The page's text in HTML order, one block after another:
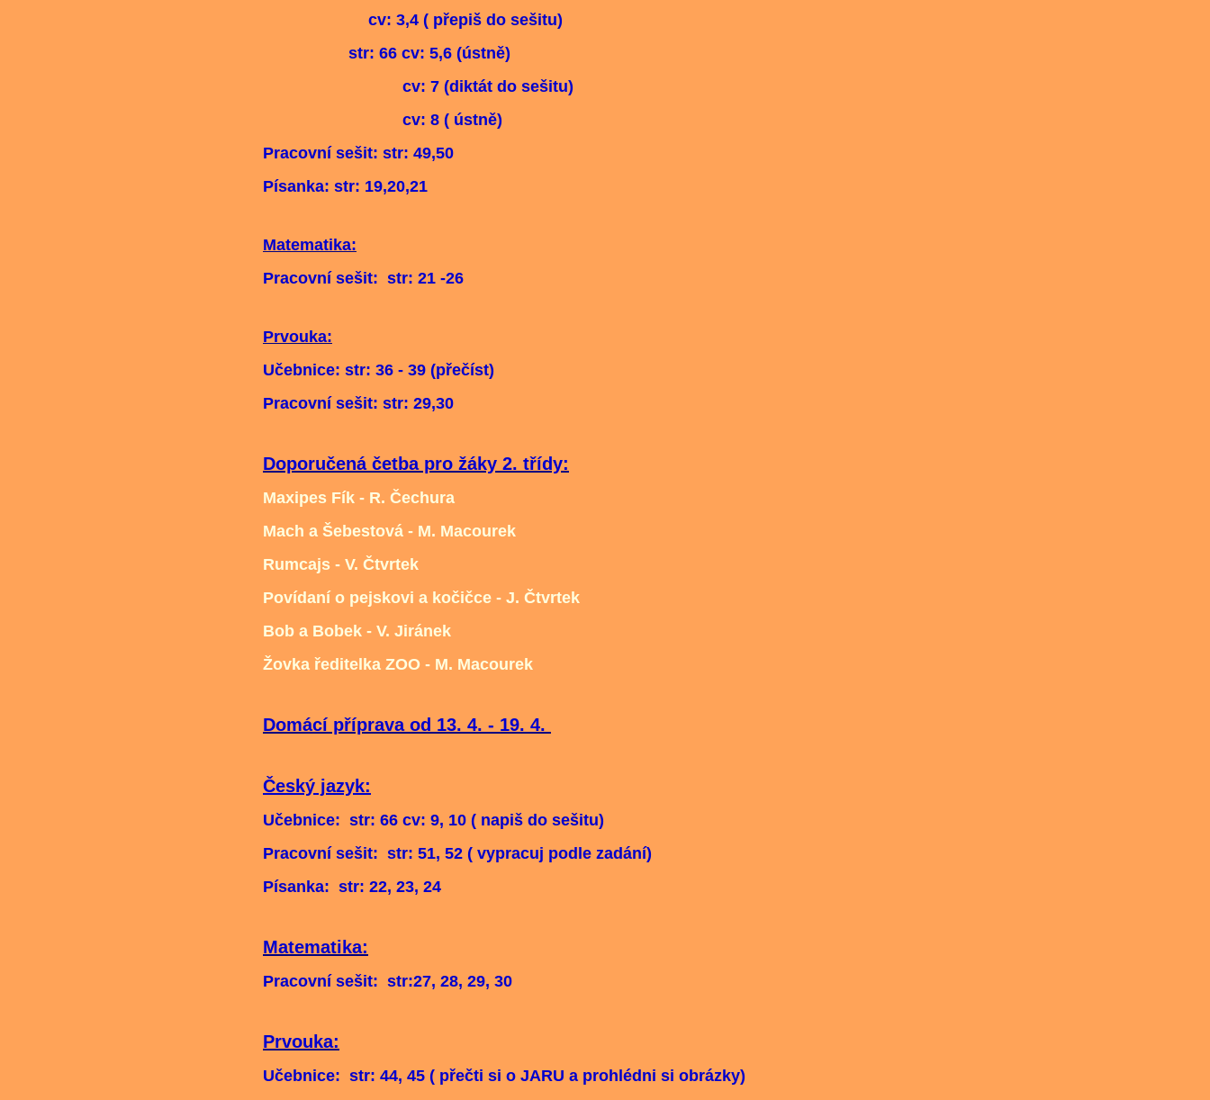
cv: 3,4 ( přepiš do sešitu)
str: 66 cv: 5,6 (ústně)
cv: 7 (diktát do sešitu)
cv: 8 ( ústně)
Pracovní sešit: str: 49,50
Písanka: str: 19,20,21
Matematika:
Pracovní sešit: str: 21 -26
Prvouka:
Učebnice: str: 36 - 39 (přečíst)
Pracovní sešit: str: 29,30
Doporučená četba pro žáky 2. třídy:
Maxipes Fík - R. Čechura
Mach a Šebestová - M. Macourek
Rumcajs - V. Čtvrtek
Povídaní o pejskovi a kočičce - J. Čtvrtek
Bob a Bobek - V. Jiránek
Žovka ředitelka ZOO - M. Macourek
Domácí příprava od 13. 4. - 19. 4.
Český jazyk:
Učebnice: str: 66 cv: 9, 10 ( napiš do sešitu)
Pracovní sešit: str: 51, 52 ( vypracuj podle zadání)
Písanka: str: 22, 23, 24
Matematika:
Pracovní sešit: str:27, 28, 29, 30
Prvouka:
Učebnice: str: 44, 45 ( přečti si o JARU a prohlédni si obrázky)